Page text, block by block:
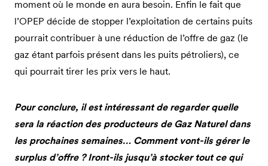
moment où le monde en aura besoin. Enfin le fait que
l’OPEP décide de stopper l’exploitation de certains puits
pourrait contribuer à une réduction de l’offre de gaz (le
gaz étant parfois présent dans les puits pétroliers), ce
qui pourrait tirer les prix vers le haut.
Pour conclure, il est intéressant de regarder quelle
sera la réaction des producteurs de Gaz Naturel dans
les prochaines semaines… Comment vont-ils gérer le
surplus d’offre ? Iront-ils jusqu’à stocker tout ce qui